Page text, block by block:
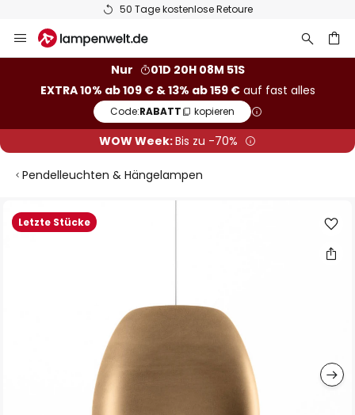
50 Tage kostenlose Retoure
Inhalt
Nur
01D 20H 08M 50S
EXTRA 10% ab 109 € & 13% ab 159 €auf fast alles
Code:RABATT kopieren
WOW Week:Bis zu -70%
Pendelleuchten & Hängelampen
Letzte Stücke
Zum
Ende